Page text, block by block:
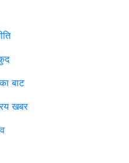
बाट
खबर